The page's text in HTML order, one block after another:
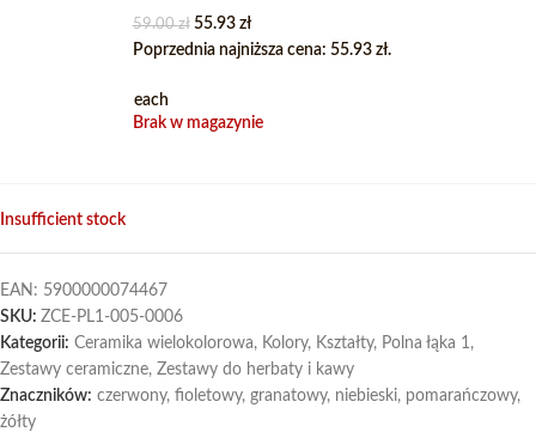
59.00zł 55.93 zł
Poprzednia najniższa cena: 55.93 zł.
each
Brak w magazynie
Insufficient stock
EAN: 5900000074467
SKU: ZCE-PL1-005-0006
Kategorii: Ceramika wielokolorowa, Kolory, Kształty, Polna łąka 1,
Zestawy ceramiczne, Zestawy do herbaty i kawy
Znaczników: czerwony, fioletowy, granatowy, niebieski, pomarańczowy,
żółty